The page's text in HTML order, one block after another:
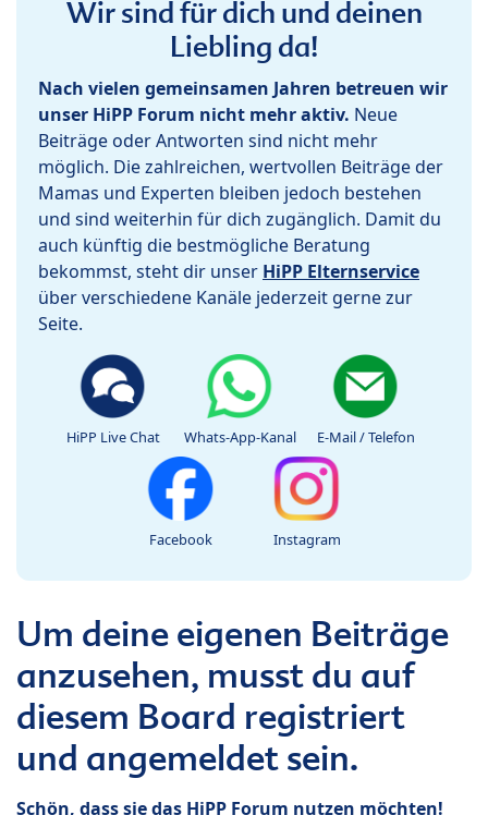
Wir sind für dich und deinen
Liebling da!
Nach vielen gemeinsamen Jahren betreuen wir
unser HiPP Forum nicht mehr aktiv. Neue
Beiträge oder Antworten sind nicht mehr
möglich. Die zahlreichen, wertvollen Beiträge der
Mamas und Experten bleiben jedoch bestehen
und sind weiterhin für dich zugänglich. Damit du
auch künftig die bestmögliche Beratung
bekommst, steht dir unser HiPP Elternservice
über verschiedene Kanäle jederzeit gerne zur
Seite.
HiPP Live Chat Whats-App-Kanal E-Mail / Telefon
Facebook Instagram
Um deine eigenen Beiträge
anzusehen, musst du auf
diesem Board registriert
und angemeldet sein.
Schön, dass sie das HiPP Forum nutzen möchten!